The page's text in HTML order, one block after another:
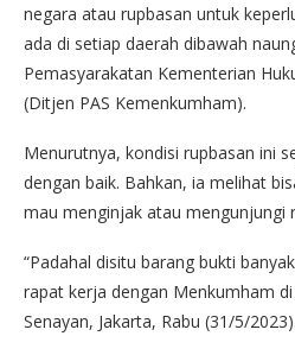
negara atau rupbasan untuk
ada di setiap daerah dibawah
Pemasyarakatan Kementerian
(Ditjen PAS Kemenkumham).
Menurutnya, kondisi rupbasan ini
dengan baik. Bahkan, ia melihat
mau menginjak atau mengunjungi
“Padahal disitu barang bukti
rapat kerja dengan Menkumham
Senayan, Jakarta, Rabu (31/5/2023).